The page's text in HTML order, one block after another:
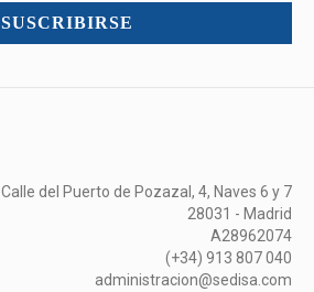
SUSCRIBIRSE
Calle del Puerto de Pozazal, 4, Naves 6 y 7
28031 - Madrid
A28962074
(+34) 913 807 040
administracion@sedisa.com